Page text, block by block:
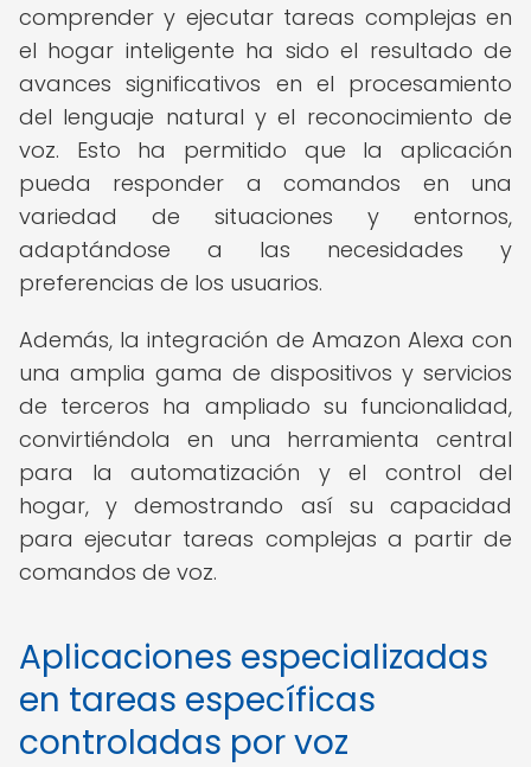
comprender y ejecutar tareas complejas en
el hogar inteligente ha sido el resultado de
avances significativos en el procesamiento
del lenguaje natural y el reconocimiento de
voz. Esto ha permitido que la aplicación
pueda responder a comandos en una
variedad de situaciones y entornos,
adaptándose a las necesidades y
preferencias de los usuarios.
Además, la integración de Amazon Alexa con
una amplia gama de dispositivos y servicios
de terceros ha ampliado su funcionalidad,
convirtiéndola en una herramienta central
para la automatización y el control del
hogar, y demostrando así su capacidad
para ejecutar tareas complejas a partir de
comandos de voz.
Aplicaciones especializadas
en tareas específicas
controladas por voz